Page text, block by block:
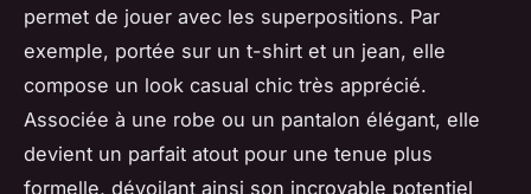
permet de jouer avec les superpositions. Par
exemple, portée sur un t-shirt et un jean, elle
compose un look casual chic très apprécié.
Associée à une robe ou un pantalon élégant, elle
devient un parfait atout pour une tenue plus
formelle, dévoilant ainsi son incroyable potentiel